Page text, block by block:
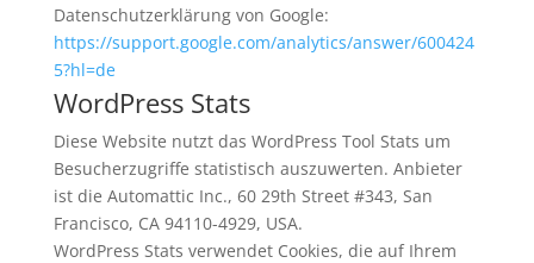
Datenschutzerklärung von Google:
https://support.google.com/analytics/answer/600424
5?hl=de
WordPress Stats
Diese Website nutzt das WordPress Tool Stats um
Besucherzugriffe statistisch auszuwerten. Anbieter
ist die Automattic Inc., 60 29th Street #343, San
Francisco, CA 94110-4929, USA.
WordPress Stats verwendet Cookies, die auf Ihrem